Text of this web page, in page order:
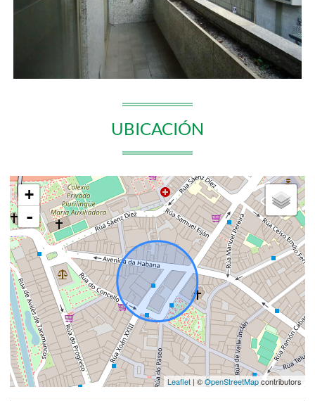
UBICACIÓN
+
-
Leaflet| ©OpenStreetMapcontributors